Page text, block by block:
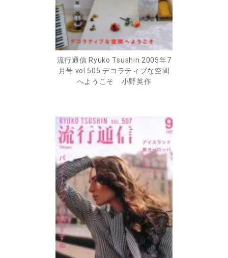
流行通信 Ryuko Tsushin 2005年7
月号 vol.505 デコラティブな空間
へようこそ 小野英作